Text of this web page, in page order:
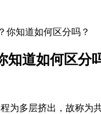
你知道如何区分吗？
知道如何区分
多层挤出，故称为共